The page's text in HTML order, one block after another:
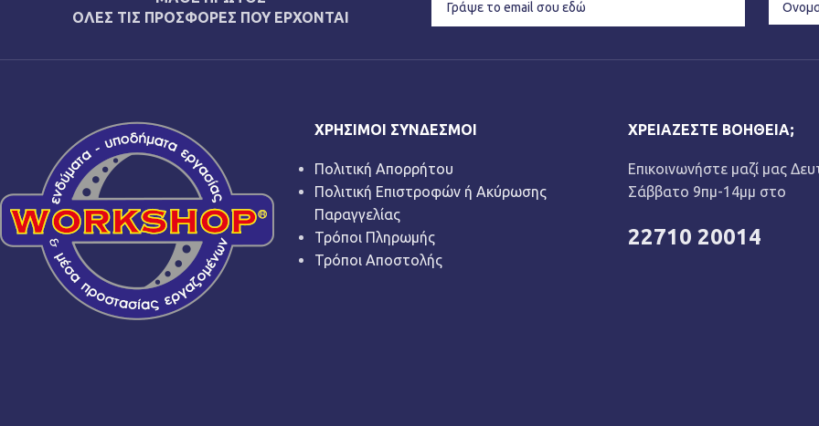
ΟΛΕΣ ΤΙΣ ΠΡΟΣΦΟΡΕΣ ΠΟΥ ΕΡΧΟΝΤΑΙ
ΧΡΉΣΙΜΟΙ ΣΎΝΔΕΣΜΟΙ
Πολιτική Απορρήτου
Πολιτική Επιστροφών ή Ακύρωσης
Παραγγελίας
Τρόποι Πληρωμής
Τρόποι Αποστολής
ΧΡΕΙΆΖΕΣΤΕ ΒΟΉΘΕΙΑ;
Επικοινωνήστε μαζί μας
Σάββατο 9πμ-14μμ στο
22710 20014